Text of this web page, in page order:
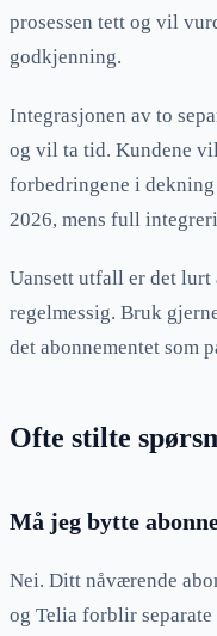
prosessen tett og vil
godkjenning.
Integrasjonen av to
og vil ta tid. Kundene
forbedringene i
2026, mens full
Uansett utfall er det lurt
regelmessig. Bruk
det abonnementet som
Ofte stilte
Må jeg bytte
Nei. Ditt nåværende
og Telia forblir